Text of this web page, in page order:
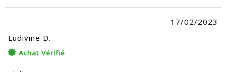
17/02/2023
Ludivine D.
Achat Vérifié